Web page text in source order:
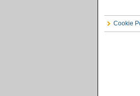
Cookie